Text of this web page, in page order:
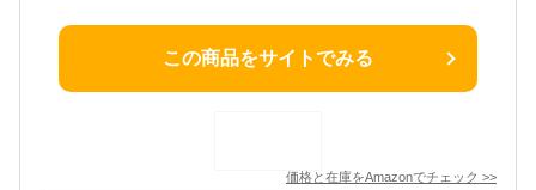
この商品をサイトでみる
価格と在庫をAmazonでチェック >>